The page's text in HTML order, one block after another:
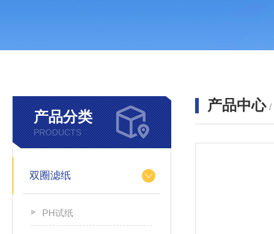
产品分类
PRODUCTS
双圈滤纸
PH试纸
产品中心 /